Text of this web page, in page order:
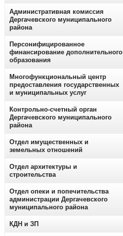
Административная комиссия
Дергачевского муниципального
района
Персонифицированное
финансирование дополнительного
образования
Многофункциональный центр
предоставления государственных
и муниципальных услуг
Контрольно-счетный орган
Дергачевского муниципального
района
Отдел имущественных и
земельных отношений
Отдел архитектуры и
строительства
Отдел опеки и попечительства
администрации Дергачевского
муниципального района
КДН и ЗП